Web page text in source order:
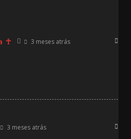
☥ 3 meses atrás
3 meses atrás